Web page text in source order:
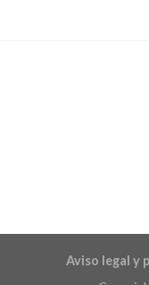
Aviso legal y